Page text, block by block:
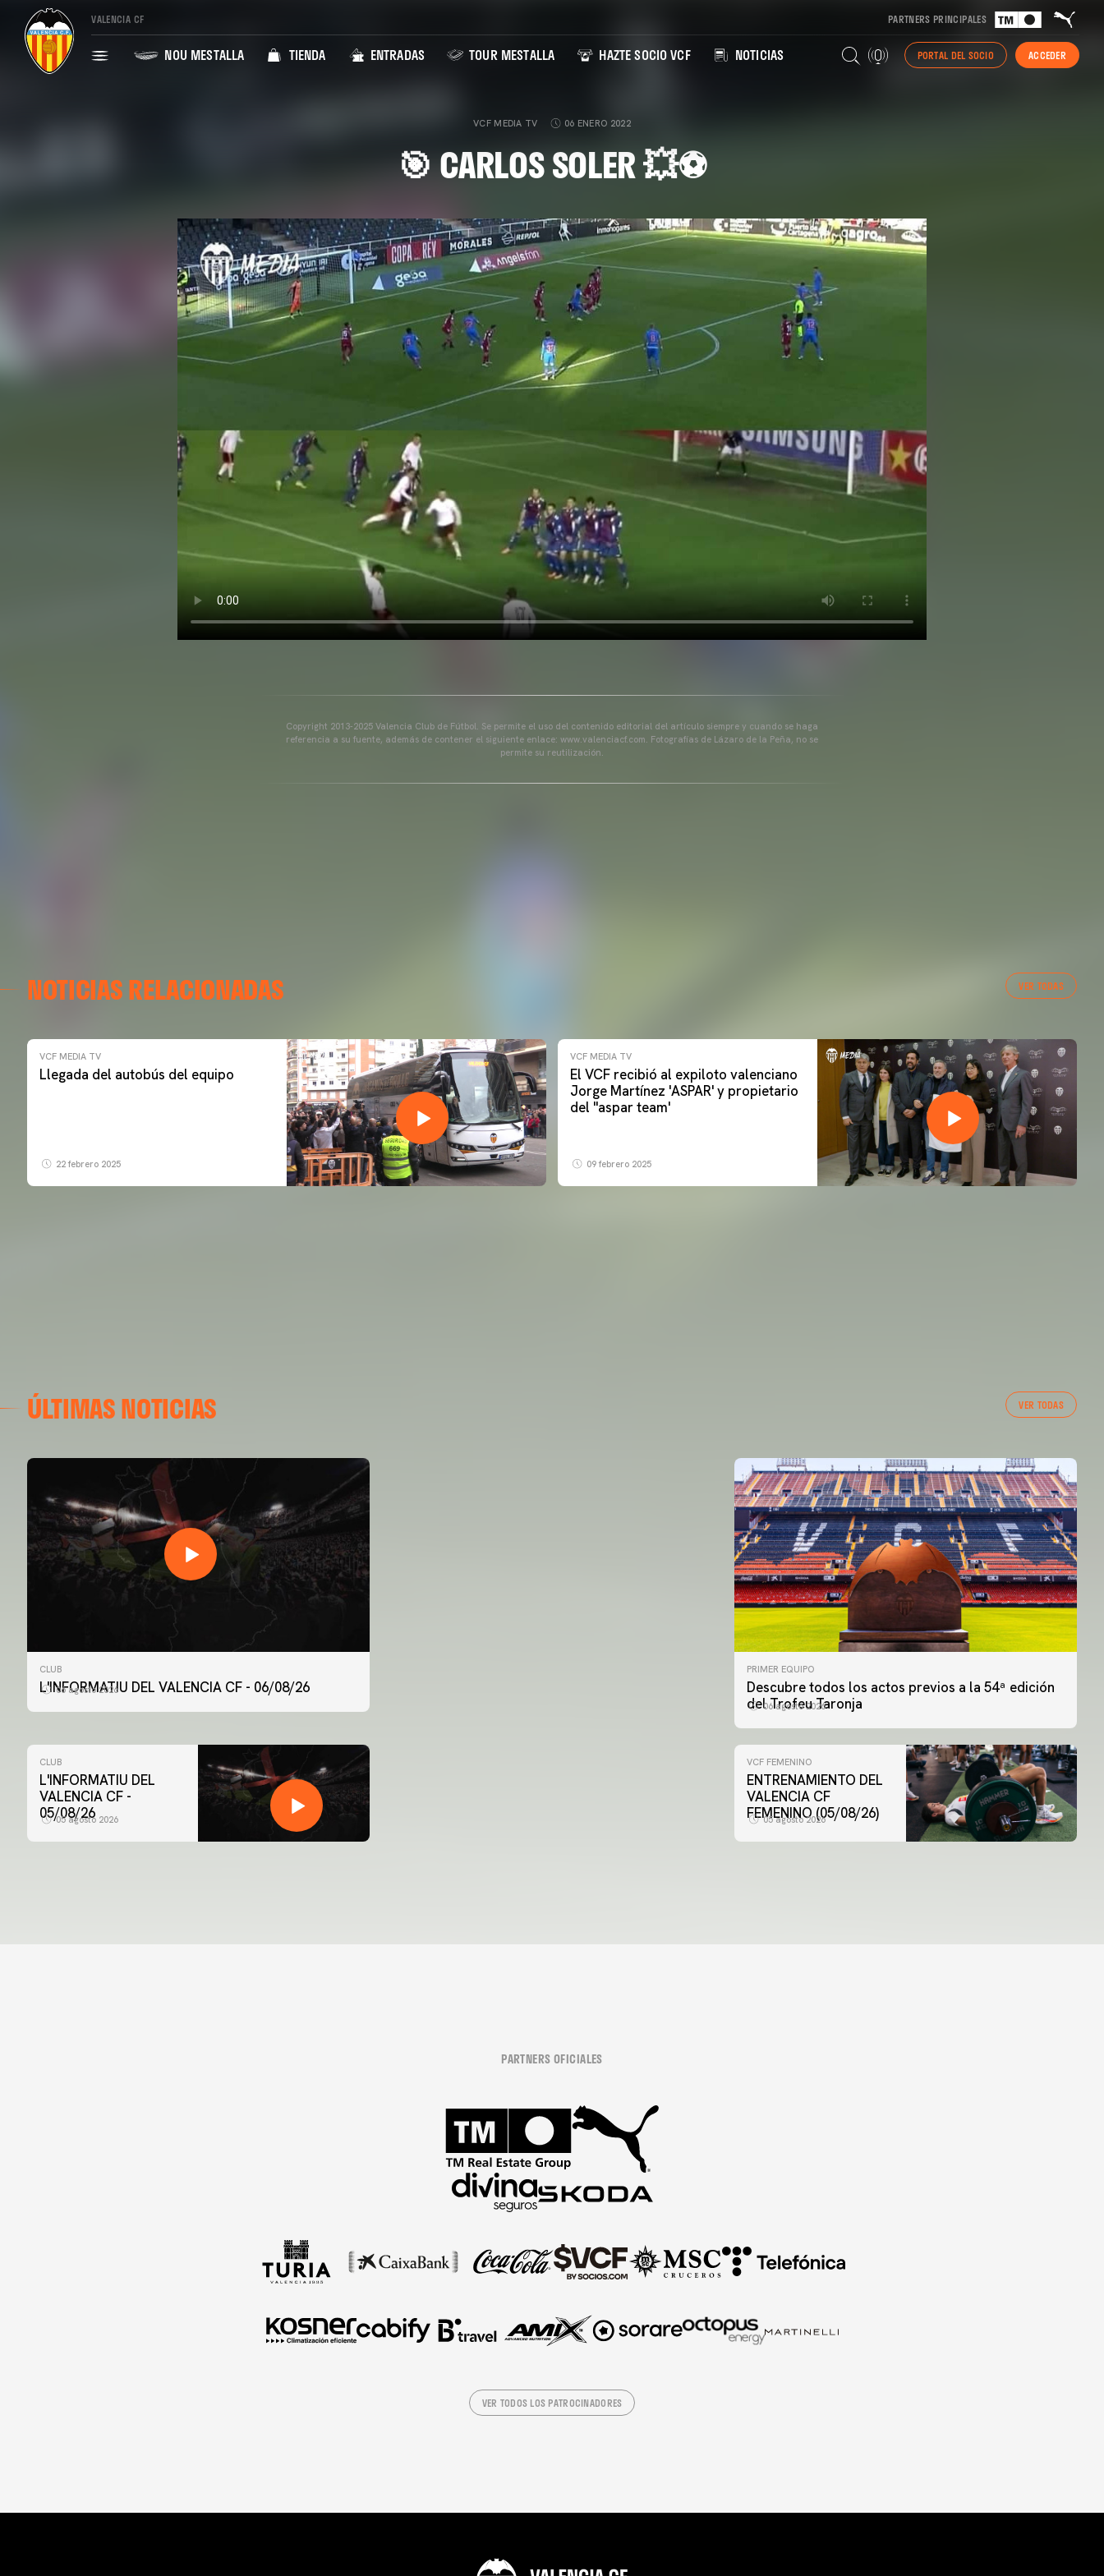
VALENCIA CF PARTNERS PRINCIPALES
NOU MESTALLA TIENDA ENTRADAS TOUR MESTALLA HAZTE SOCIO VCF NOTICIAS PORTAL DEL SOCIO ACCEDER
VCF MEDIA TV 06 ENERO 2022
🎯 CARLOS SOLER 💥⚽
Copyright 2013-2025 Valencia Club de Fútbol. Se permite el uso del contenido editorial del artículo siempre y cuando se haga
referencia a su fuente, además de contener el siguiente enlace: www.valenciacf.com. Fotografías de Lázaro de la Peña, no se
permite su reutilización.
NOTICIAS RELACIONADAS VER TODAS
VCF MEDIA TV
Llegada del autobús del equipo
22 febrero 2025
VCF MEDIA TV
El VCF recibió al expiloto valenciano
Jorge Martínez 'ASPAR' y propietario
del ''aspar team'
09 febrero 2025
ÚLTIMAS NOTICIAS VER TODAS
CLUB
L'INFORMATIU DEL VALENCIA CF - 06/08/26
06 agosto 2026
PRIMER EQUIPO
Descubre todos los actos previos a la 54ª edición
del Trofeu Taronja
06 agosto 2026
CLUB
L'INFORMATIU DEL
VALENCIA CF -
05/08/26
05 agosto 2026
VCF FEMENINO
ENTRENAMIENTO DEL
VALENCIA CF
FEMENINO (05/08/26)
05 agosto 2026
PARTNERS OFICIALES
VER TODOS LOS PATROCINADORES